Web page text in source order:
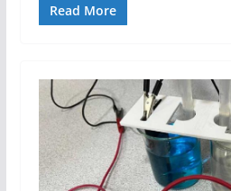
Read More